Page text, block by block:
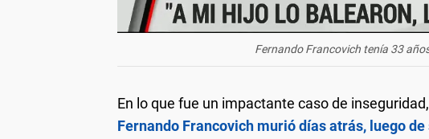
Fernando Francovich tenía 33
En lo que fue un impactante caso de
Fernando Francovich murió días atrás, luego